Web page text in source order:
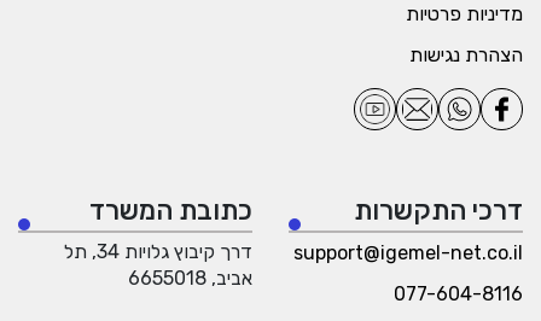
מדיניות פרטיות
הצהרת נגישות
דרכי התקשרות
support@igemel-net.co.il
077-604-8116
כתובת המשרד
דרך קיבוץ גלויות 34, תל
אביב, 6655018